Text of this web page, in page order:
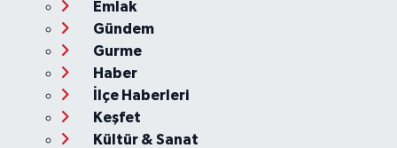
Emlak
Gündem
Gurme
Haber
İlçe Haberleri
Keşfet
Kültür & Sanat